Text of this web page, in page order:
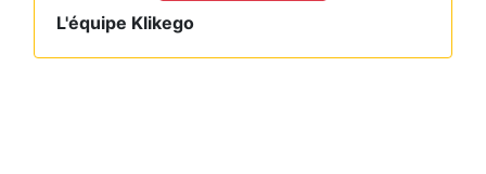
L'équipe Klikego